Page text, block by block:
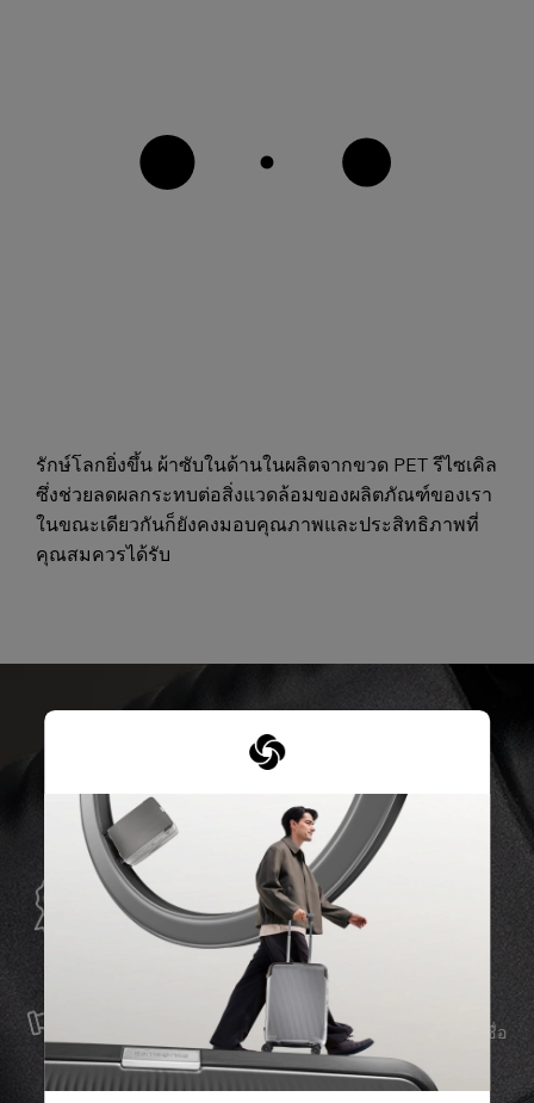
รักษ์โลกยิ่งขึ้น ผ้าซับในด้านในผลิตจากขวด PET รีไซเคิล
ซึ่งช่วยลดผลกระทบต่อสิ่งแวดล้อมของผลิตภัณฑ์ของเรา
ในขณะเดียวกันก็ยังคงมอบคุณภาพและประสิทธิภาพที่
คุณสมควรได้รับ
การรับประกันทั่วโลก
Samsonite รับประกันการใช้งานทั่วโลก เพื่อให้มั่นใจว่า
ผลิตภัณฑ์ Samsonite ของคุณจะอยู่เคียงข้างคุณเสมอ
บริการและซ่อมแซม
เราผลิตสินค้าด้วยวัสดุที่ดีที่สุด พร้อมบริการสนับสนุนที่เชื่อ
ถือได้ เพื่อให้คุณก้าวไปข้างหน้าได้อย่างราบรื่น ไม่ว่าจะ
เกิดอะไรขึ้นก็ตาม